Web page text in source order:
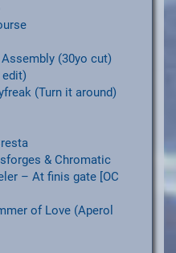
(30yo cut)
edit)
(Turn it around)
& Chromatic
– At finis gate [OC
of Love (Aperol